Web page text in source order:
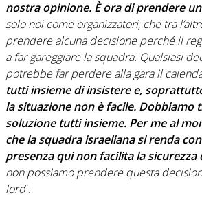
nostra opinione. È ora di prendere
solo noi come organizzatori, che tra
prendere alcuna decisione perché il
a far gareggiare la squadra. Qualsiasi
potrebbe far perdere alla gara il
tutti insieme di insistere e,
la situazione non è facile. Dobbiamo
soluzione tutti insieme. Per me al
che la squadra israeliana si renda
presenza qui non facilita la
non possiamo prendere questa
loro”.